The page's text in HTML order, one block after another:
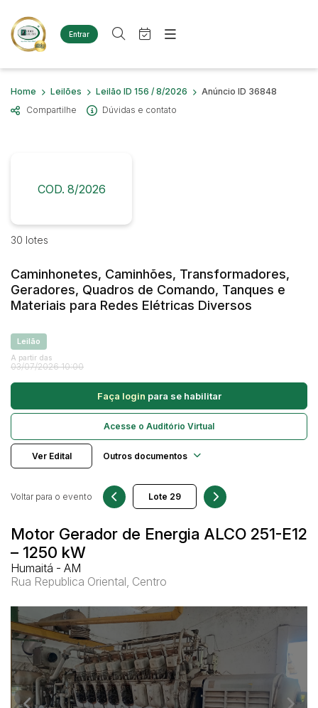
Entrar
Criar conta Entrar
Site
Agenda
Quem Somos
Diversos
Imóveis
Terreno
Sucata Ferrosa
Veículos
Ambulância
Caminhonetes
Carros
SUV
Utilitário & furgão
Busca por palavra-chave
Bairro
Judiciais Extrajudiciais
Faixa de valor
Quem Somos
Home Leilões Leilão ID 156 / 8/2026
Anúncio ID 36848
Compartilhe
Dúvidas e contato
COD. 8/2026
30 lotes
Caminhonetes, Caminhões, Transformadores,
Geradores, Quadros de Comando, Tanques e
Materiais para Redes Elétricas Diversos
Leilão
A partir das
03/07/2026 10:00
Faça login para se habilitar
Acesse o Auditório Virtual
Ver Edital Outros documentos
Motor Gerador de Energia ALCO 251-E12
– 1250 kW
Humaitá - AM
Rua Republica Oriental, Centro
Voltar para o evento